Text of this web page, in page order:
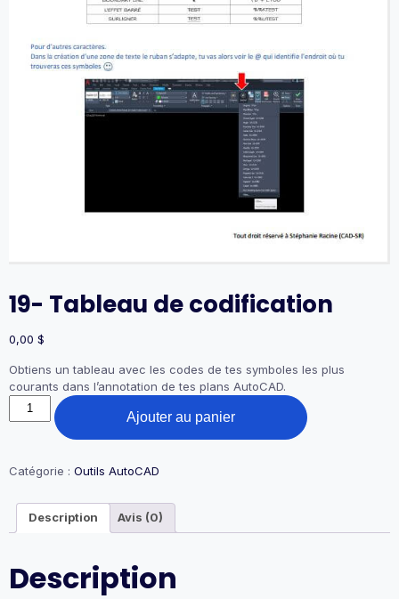
19- Tableau de codification
0,00 $
Obtiens un tableau avec les codes de tes symboles les plus
courants dans l’annotation de tes plans AutoCAD.
quantité
de
de
Ajouter au panier
Catégorie : Outils AutoCAD
Description Avis (0)
Description